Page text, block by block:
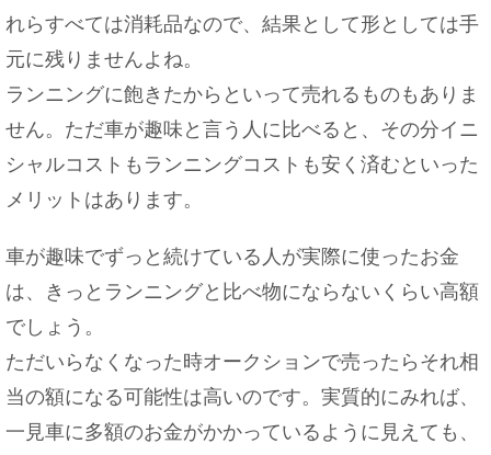
彼女彼氏からの旅行の誘いを傷つけることなく断る
の汚れ防止にも
脳のmri検査を子供が受ける場合の注意点について
解説！
れらすべては消耗品なので、結果として形としては手
元に残りませんよね。
ランニングに飽きたからといって売れるものもありま
せん。ただ車が趣味と言う人に比べると、その分イニ
シャルコストもランニングコストも安く済むといった
メリットはあります。
車が趣味でずっと続けている人が実際に使ったお金
は、きっとランニングと比べ物にならないくらい高額
でしょう。
ただいらなくなった時オークションで売ったらそれ相
当の額になる可能性は高いのです。実質的にみれば、
一見車に多額のお金がかかっているように見えても、